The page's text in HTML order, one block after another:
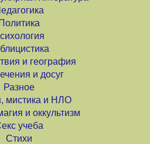
Политика
и география
и досуг
Разное
мистика и НЛО
и оккультизм
учеба
Стихи